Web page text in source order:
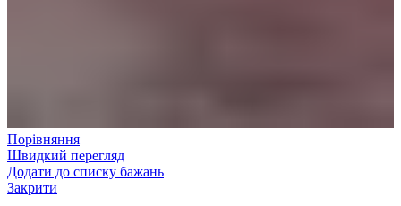
Порівняння
Швидкий перегляд
Додати до списку бажань
Закрити